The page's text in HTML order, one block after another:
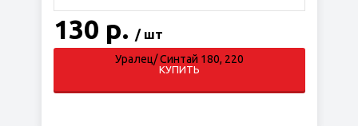
130 р. / шт
КУПИТЬ